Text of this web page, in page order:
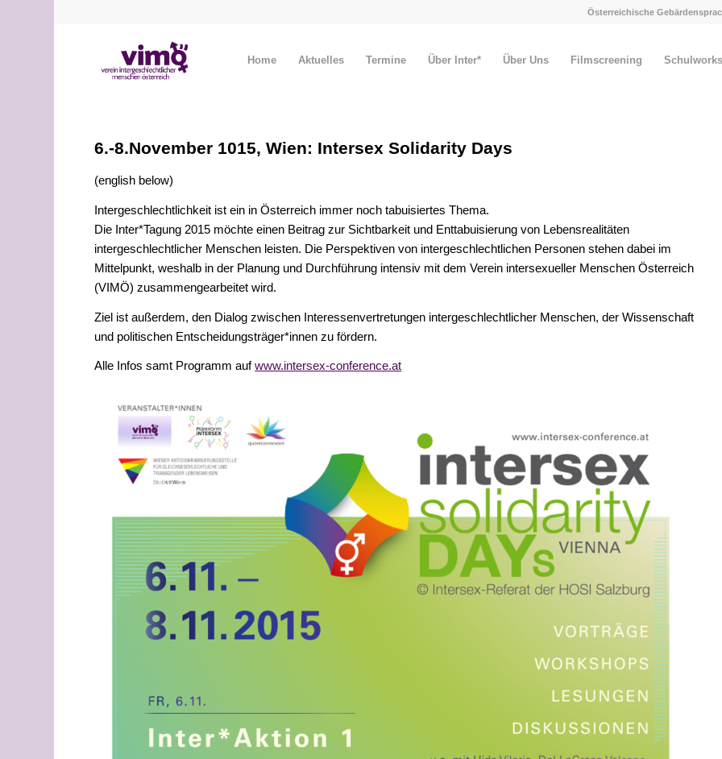
Österreichische
Home Aktuelles Termine Über Inter* Über Uns Filmscreening
6.-8.November 1015, Wien: Intersex Solidarity Days
(english below)
Intergeschlechtlichkeit ist ein in Österreich immer noch tabuisiertes Thema.
Die Inter*Tagung 2015 möchte einen Beitrag zur Sichtbarkeit und Enttabuisierung von Lebensrealitäten
intergeschlechtlicher Menschen leisten. Die Perspektiven von intergeschlechtlichen Personen stehen dabei im
Mittelpunkt, weshalb in der Planung und Durchführung intensiv mit dem Verein intersexueller Menschen Österreich
(VIMÖ) zusammengearbeitet wird.
Ziel ist außerdem, den Dialog zwischen Interessenvertretungen intergeschlechtlicher Menschen, der Wissenschaft
und politischen Entscheidungsträger*innen zu fördern.
Alle Infos samt Programm aufwww.intersex-conference.at